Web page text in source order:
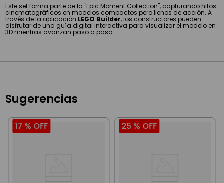
Este set forma parte de la "Epic Moment Collection", capturando hitos
cinematográficos en modelos compactos pero llenos de acción. A
través de la aplicación LEGO Builder, los constructores pueden
disfrutar de una guía digital interactiva para visualizar el modelo en
3D mientras avanzan paso a paso.
Sugerencias
17 % OFF 25 % OFF